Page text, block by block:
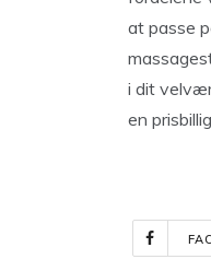
at passe
i dit
en